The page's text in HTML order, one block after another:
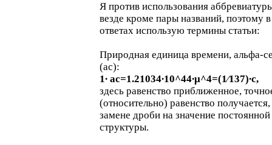
Я против использования
везде кроме пары названий, поэтому в
ответах использую термины статьи:
Природная единица времени, альфа-
(ас):
1∙ ас=1.21034∙10^44∙μ^4=(1⁄137)∙с,
здесь равенство приближенное,
(относительно) равенство
замене дроби на значение
структуры.